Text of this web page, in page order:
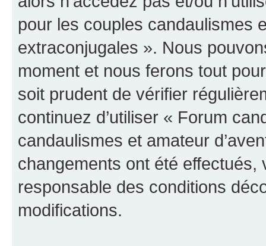
pour les couples candaulismes
extraconjugales ». Nous
moment et nous ferons tout
soit prudent de vérifier
continuez d’utiliser « Forum
candaulismes et amateur
changements ont été effectués,
responsable des conditions
modifications.